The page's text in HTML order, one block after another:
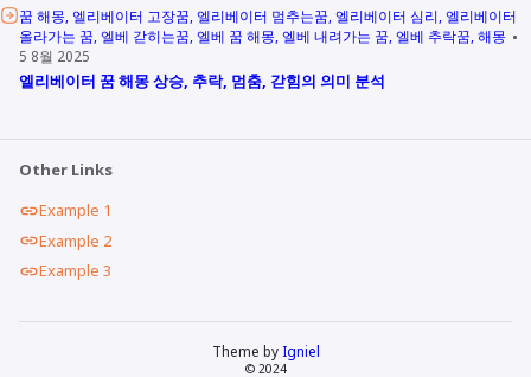
꿈 해몽 엘리베이터 고장꿈 엘리베이터 멈추는꿈 엘리베이터 심리 엘리베이터
올라가는 꿈 엘베 갇히는꿈 엘베 꿈 해몽 엘베 내려가는 꿈 엘베 추락꿈 해몽
5 8월 2025
엘리베이터 꿈 해몽 상승, 추락, 멈춤, 갇힘의 의미 분석
Other Links
Example 1
Example 2
Example 3
Theme by Igniel
© 2024